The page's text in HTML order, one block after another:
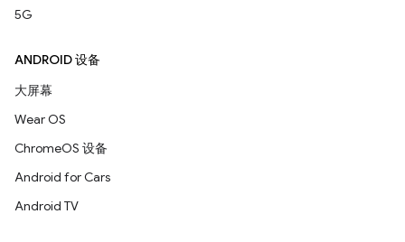
5G
ANDROID 设备
大屏幕
Wear OS
ChromeOS 设备
Android for Cars
Android TV